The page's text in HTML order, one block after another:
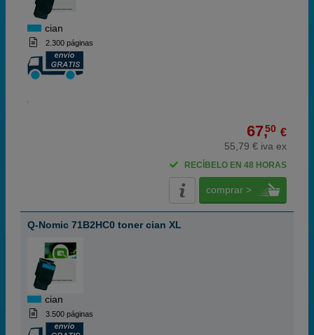
cian
2.300 páginas
67,50 €
55,79 € iva ex
RECÍBELO EN 48 HORAS
comprar >
Q-Nomic 71B2HC0 toner cian XL
cian
3.500 páginas